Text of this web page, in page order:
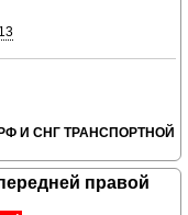
И СНГ ТРАНСПОРТНОЙ
правой